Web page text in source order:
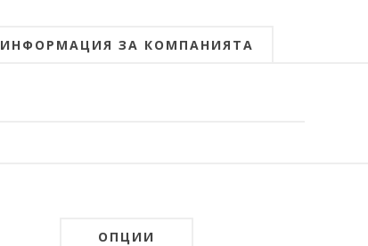
ИНФОРМАЦИЯ ЗА КОМПАНИЯТА
ОПЦИИ